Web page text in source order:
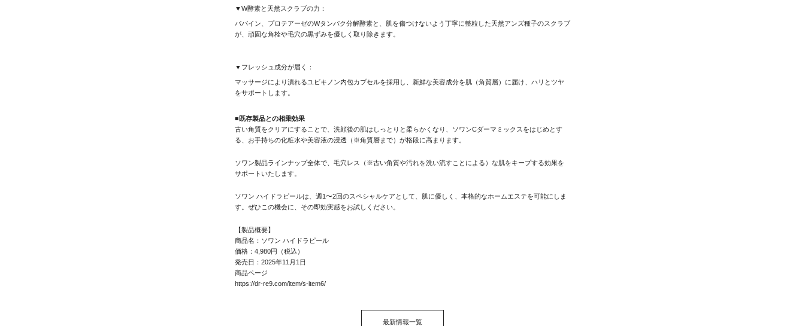
▼W酵素と天然スクラブの力：
パパイン、プロテアーゼのWタンパク分解酵素と、肌を傷つけないよう丁寧に整粒した天然アンズ種子のスクラブ
が、頑固な角栓や毛穴の黒ずみを優しく取り除きます。
▼フレッシュ成分が届く：
マッサージにより潰れるユビキノン内包カプセルを採用し、新鮮な美容成分を肌（角質層）に届け、ハリとツヤ
をサポートします。
■既存製品との相乗効果
古い角質をクリアにすることで、洗顔後の肌はしっとりと柔らかくなり、ソワンCダーマミックスをはじめとす
る、お手持ちの化粧水や美容液の浸透（※角質層まで）が格段に高まります。
ソワン製品ラインナップ全体で、毛穴レス（※古い角質や汚れを洗い流すことによる）な肌をキープする効果を
サポートいたします。
ソワン ハイドラピールは、週1〜2回のスペシャルケアとして、肌に優しく、本格的なホームエステを可能にしま
す。ぜひこの機会に、その即効実感をお試しください。
【製品概要】
商品名：ソワン ハイドラピール
価格：4,980円（税込）
発売日：2025年11月1日
商品ページ
https://dr-re9.com/item/s-item6/
最新情報一覧